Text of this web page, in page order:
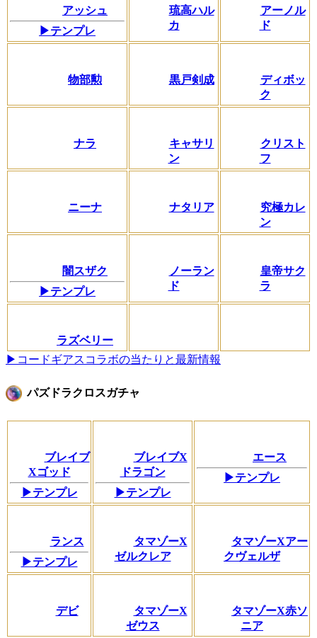
アッシュ
▶テンプレ
琉高ハル
カ
アーノル
ド
物部勲 黒戸剣成
ディボッ
ク
ナラ
キャサリ
ン
クリスト
フ
ニーナ ナタリア
究極カレ
ン
闇スザク
▶テンプレ
ノーラン
ド
皇帝サク
ラ
ラズベリー
▶コードギアスコラボの当たりと最新情報
パズドラクロスガチャ
ブレイブ
Xゴッド
▶テンプレ
ブレイブX
ドラゴン
▶テンプレ
エース
▶テンプレ
ランス
▶テンプレ
タマゾーX
ゼルクレア
タマゾーXアー
クヴェルザ
デビ
タマゾーX
ゼウス
タマゾーX赤ソ
ニア